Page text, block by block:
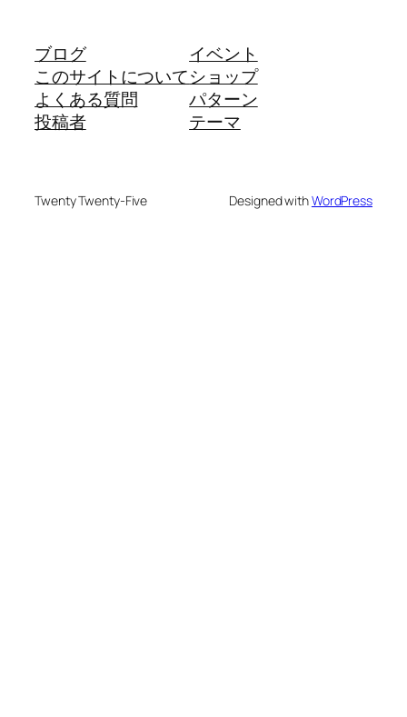
ブログ
このサイトについて
よくある質問
投稿者
イベント
ショップ
パターン
テーマ
Twenty Twenty-Five Designed withWordPress